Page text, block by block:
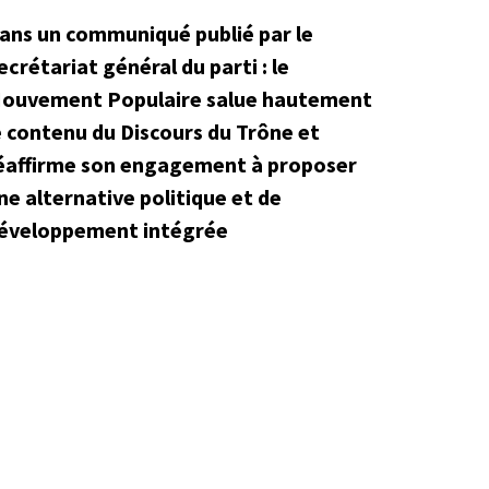
un communiqué publié par le
général du parti : le
Populaire salue hautement
contenu du Discours du Trône et
son engagement à proposer
alternative politique et de
intégrée